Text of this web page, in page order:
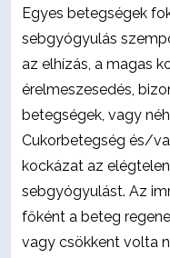
Egyes betegségek
sebgyógyulás
az elhízás, a magas
érelmeszesedés,
betegségek, vagy
Cukorbetegség és/
kockázat az
sebgyógyulást. Az
főként a beteg
vagy csökkent volta